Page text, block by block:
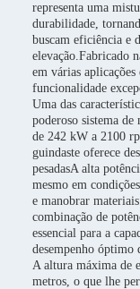
representa uma
durabilidade,
buscam eficiência e
elevação.Fabricado
em várias
funcionalidade
Uma das
poderoso sistema
de 242 kW a 2100
guindaste oferece
pesadasA alta
mesmo em
e manobrar
combinação de
essencial para a
desempenho óptimo
A altura máxima de
metros, o que lhe